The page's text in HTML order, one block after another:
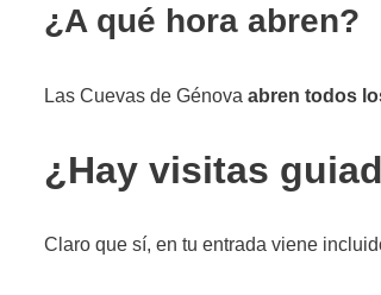
¿A qué hora abren?
Las Cuevas de Génova abren todos
¿Hay visitas
Claro que sí, en tu entrada viene